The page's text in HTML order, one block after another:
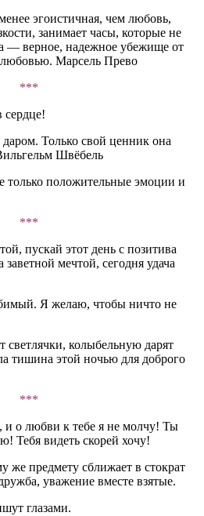
эгоистичная, чем любовь,
занимает часы, которые не
— верное, надежное убежище от
Марсель Прево
***
Только свой ценник она
Швёбель
только положительные эмоции и
***
пускай этот день с позитива
мечтой, сегодня удача
Я желаю, чтобы ничто не
светлячки, колыбельную дарят
тишина этой ночью для доброго
***
и о любви к тебе я не молчу! Ты
Тебя видеть скорей хочу!
же предмету сближает в стократ
уважение вместе взятые.
глазами.